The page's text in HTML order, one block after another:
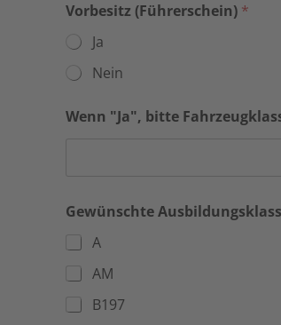
Vorbesitz (Führerschein) *
Ja
Nein
Wenn "Ja", bitte
Gewünschte
A
AM
B197